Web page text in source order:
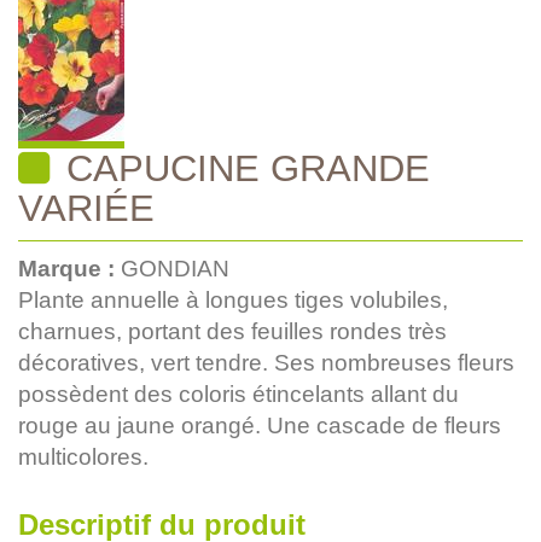
CAPUCINE GRANDE
VARIÉE
Marque : GONDIAN
Plante annuelle à longues tiges volubiles,
charnues, portant des feuilles rondes très
décoratives, vert tendre. Ses nombreuses fleurs
possèdent des coloris étincelants allant du
rouge au jaune orangé. Une cascade de fleurs
multicolores.
Descriptif du produit